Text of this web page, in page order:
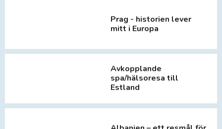
Prag - historien lever
mitt i Europa
Avkopplande
spa/hälsoresa till
Estland